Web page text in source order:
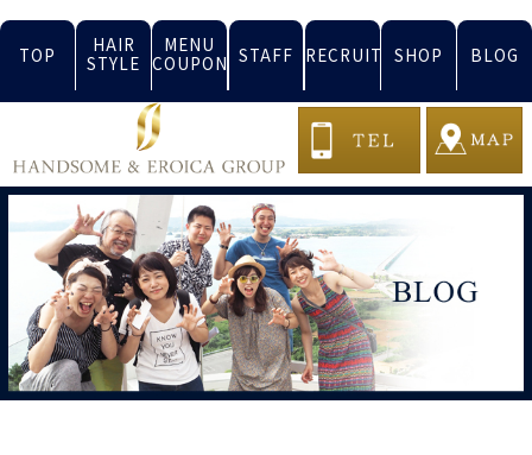
TOP
HAIR
STYLE
MENU
COUPON STAFF RECRUIT SHOP BLOG